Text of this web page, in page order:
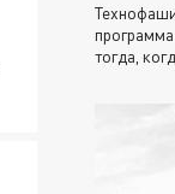
тогда,